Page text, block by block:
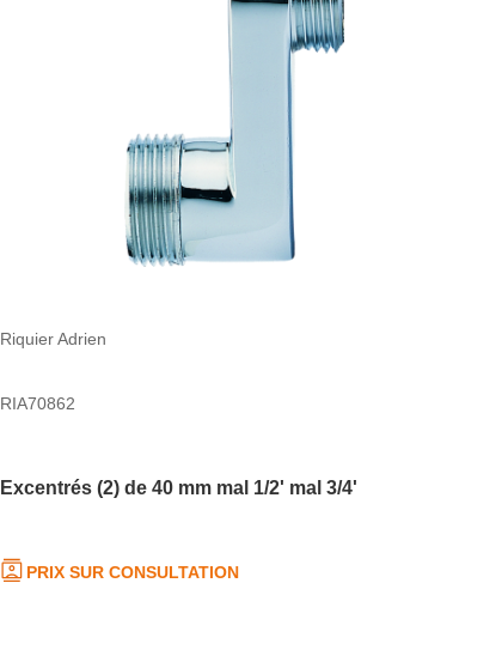
Riquier Adrien
RIA70862
Excentrés (2) de 40 mm mal 1/2' mal 3/4'
PRIX SUR CONSULTATION